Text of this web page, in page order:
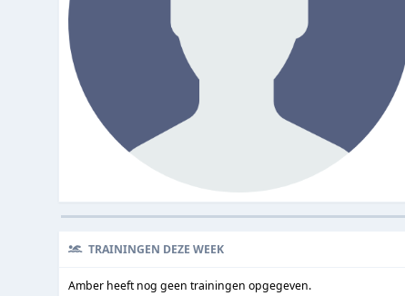
TRAININGEN DEZE WEEK
Amber heeft nog geen trainingen opgegeven.